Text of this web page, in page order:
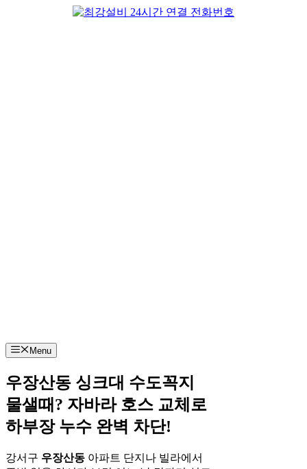
Menu
우장산동 싱크대 수도꼭지
물샐때? 자바라 호스 교체로
하부장 누수 완벽 차단!
강서구 우장산동 아파트 단지나 빌라에서